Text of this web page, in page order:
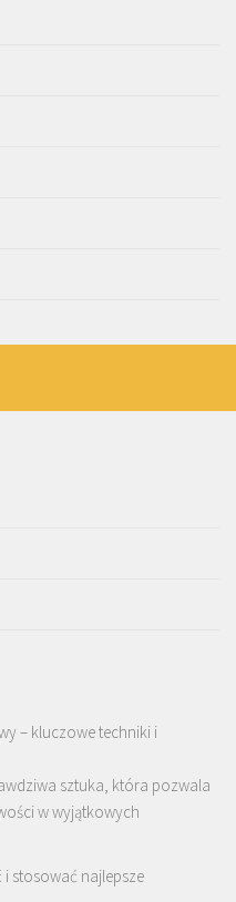
– kluczowe techniki i
sztuka, która pozwala
w wyjątkowych
i stosować najlepsze